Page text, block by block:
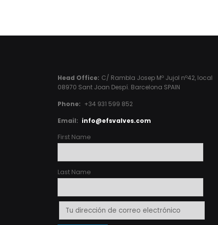
Head Office: C/ Rambla Josep Mº Jujol nº42, local
08970 Sant Joan Despí. Barcelona SPAIN
Phone: +34 931 599 852
Email: info@efsvalves.com
First Name
Last Name